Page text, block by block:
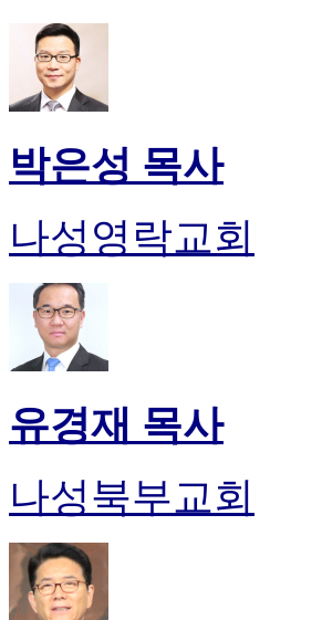
박은성 목사
나성영락교회
유경재 목사
나성북부교회